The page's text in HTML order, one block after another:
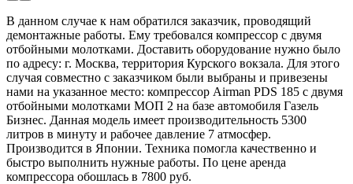
В данном случае к нам обратился заказчик, проводящий
демонтажные работы. Ему требовался компрессор с двумя
отбойными молотками. Доставить оборудование нужно было
по адресу: г. Москва, территория Курского вокзала. Для этого
случая совместно с заказчиком были выбраны и привезены
нами на указанное место: компрессор Airman PDS 185 с двумя
отбойными молотками МОП 2 на базе автомобиля Газель
Бизнес. Данная модель имеет производительность 5300
литров в минуту и рабочее давление 7 атмосфер.
Производится в Японии. Техника помогла качественно и
быстро выполнить нужные работы. По цене аренда
компрессора обошлась в 7800 руб.